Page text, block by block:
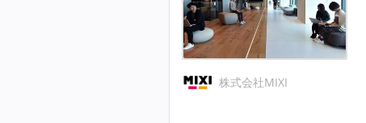
株式会社MIXI